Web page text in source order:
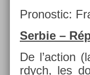
Pro­nos­tic:
Ser­bie –
De l’ac­tion
rdych, les